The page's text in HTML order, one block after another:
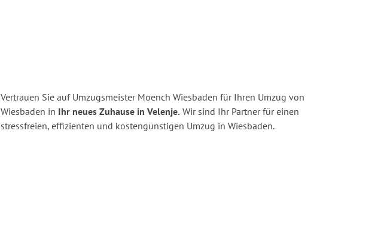
Vertrauen Sie auf Umzugsmeister Moench Wiesbaden für Ihren Umzug von
Wiesbaden in Ihr neues Zuhause in Velenje. Wir sind Ihr Partner für einen
stressfreien, effizienten und kostengünstigen Umzug in Wiesbaden.